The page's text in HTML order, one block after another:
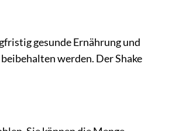
gesunde Ernährung und
werden. Der Shake